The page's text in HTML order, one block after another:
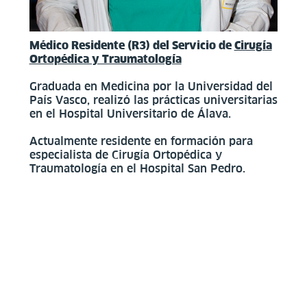
Médico Residente (R3) del Servicio de Cirugía
Ortopédica y Traumatología
Graduada en Medicina por la Universidad del
País Vasco, realizó las prácticas universitarias
en el Hospital Universitario de Álava.
Actualmente residente en formación para
especialista de Cirugía Ortopédica y
Traumatología en el Hospital San Pedro.